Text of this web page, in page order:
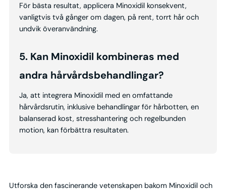
För bästa resultat, applicera Minoxidil konsekvent,
vanligtvis två gånger om dagen, på rent, torrt hår och
undvik överanvändning.
5. Kan Minoxidil kombineras med
andra hårvårdsbehandlingar?
Ja, att integrera Minoxidil med en omfattande
hårvårdsrutin, inklusive behandlingar för hårbotten, en
balanserad kost, stresshantering och regelbunden
motion, kan förbättra resultaten.
Utforska den fascinerande vetenskapen bakom Minoxidil och